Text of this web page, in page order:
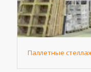
Паллетные